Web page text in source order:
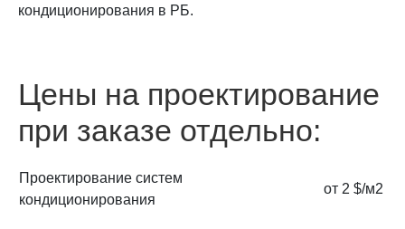
кондиционирования в РБ.
Цены на проектирование
при заказе отдельно:
Проектирование систем
кондиционирования
от 2 $/м2